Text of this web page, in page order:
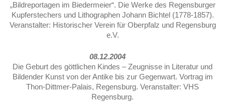
„Bildreportagen im Biedermeier“. Die Werke des Regensburger
Kupferstechers und Lithographen Johann Bichtel (1778-1857).
Veranstalter: Historischer Verein für Oberpfalz und Regensburg
e.V.
08.12.2004
Die Geburt des göttlichen Kindes – Zeugnisse in Literatur und
Bildender Kunst von der Antike bis zur Gegenwart. Vortrag im
Thon-Dittmer-Palais, Regensburg. Veranstalter: VHS
Regensburg.